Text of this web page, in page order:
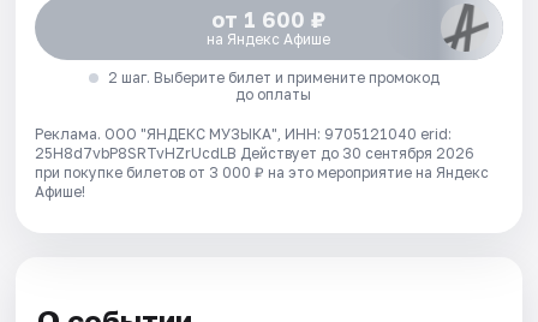
от 1 600 ₽
на Яндекс Афише
2 шаг. Выберите билет и примените промокод
до оплаты
Реклама. ООО "ЯНДЕКС МУЗЫКА", ИНН: 9705121040 erid:
25H8d7vbP8SRTvHZrUcdLB Действует до 30 сентября 2026
при покупке билетов от 3 000 ₽ на это мероприятие на Яндекс
Афише!